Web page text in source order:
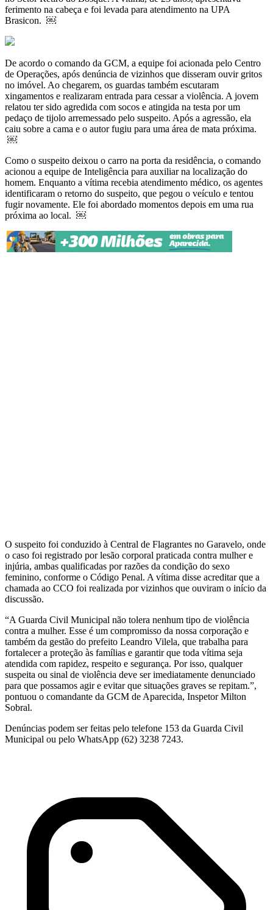
ferimento na cabeça e foi levada para atendimento na UPA
Brasicon. ￼
De acordo o comando da GCM, a equipe foi acionada pelo Centro
de Operações, após denúncia de vizinhos que disseram ouvir gritos
no imóvel. Ao chegarem, os guardas também escutaram
xingamentos e realizaram entrada para cessar a violência. A jovem
relatou ter sido agredida com socos e atingida na testa por um
pedaço de tijolo arremessado pelo suspeito. Após a agressão, ela
caiu sobre a cama e o autor fugiu para uma área de mata próxima.
￼
Como o suspeito deixou o carro na porta da residência, o comando
acionou a equipe de Inteligência para auxiliar na localização do
homem. Enquanto a vítima recebia atendimento médico, os agentes
identificaram o retorno do suspeito, que pegou o veículo e tentou
fugir novamente. Ele foi abordado momentos depois em uma rua
próxima ao local. ￼
O suspeito foi conduzido à Central de Flagrantes no Garavelo, onde
o caso foi registrado por lesão corporal praticada contra mulher e
injúria, ambas qualificadas por razões da condição do sexo
feminino, conforme o Código Penal. A vítima disse acreditar que a
chamada ao CCO foi realizada por vizinhos que ouviram o início da
discussão.
“A Guarda Civil Municipal não tolera nenhum tipo de violência
contra a mulher. Esse é um compromisso da nossa corporação e
também da gestão do prefeito Leandro Vilela, que trabalha para
fortalecer a proteção às famílias e garantir que toda vítima seja
atendida com rapidez, respeito e segurança. Por isso, qualquer
suspeita ou sinal de violência deve ser imediatamente denunciado
para que possamos agir e evitar que situações graves se repitam.”,
pontuou o comandante da GCM de Aparecida, Inspetor Milton
Sobral.
Denúncias podem ser feitas pelo telefone 153 da Guarda Civil
Municipal ou pelo WhatsApp (62) 3238 7243.